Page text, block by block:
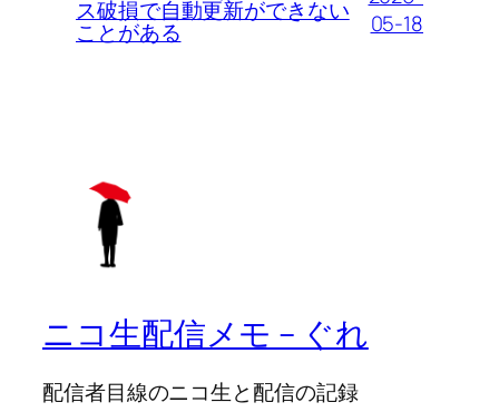
ス破損で自動更新ができない
ことがある
05-18
ニコ生配信メモ – ぐれ
配信者目線のニコ生と配信の記録